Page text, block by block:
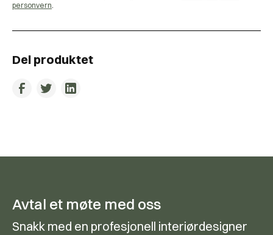
personvern.
Del produktet
Avtal et møte med oss
Snakk med en profesjonell interiørdesigner